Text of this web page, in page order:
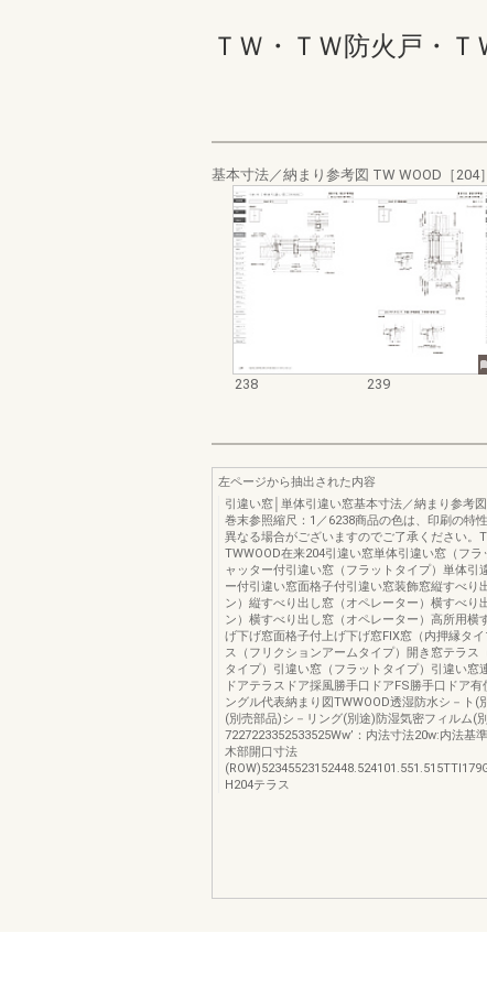
ＴＷ・ＴＷ防火戸・
基本寸法／納まり参考図 TW WOOD［204］
238 239
左ページから抽出された内容
引違い窓│単体引違い窓基本寸法／納まり参考図
巻末参照縮尺：1／6238商品の色は、印刷の特
異なる場合がございますのでご了承ください。
TWWOOD在来204引違い窓単体引違い窓（フラ
ャッター付引違い窓（フラットタイプ）単体引
ー付引違い窓面格子付引違い窓装飾窓縦すべり
ン）縦すべり出し窓（オペレーター）横すべり
ン）横すべり出し窓（オペレーター）高所用横
げ下げ窓面格子付上げ下げ窓FIX窓（内押縁タ
ス（フリクションアームタイプ）開き窓テラス
タイプ）引違い窓（フラットタイプ）引違い窓
ドアテラスドア採風勝手口ドアFS勝手口ドア有
ングル代表納まり図TWWOOD透湿防水シ－ト(
(別売部品)シ－リング(別途)防湿気密フィルム(
7227223352533525Ww’：内法寸法20w:内法基
木部開口寸法
H204テラス